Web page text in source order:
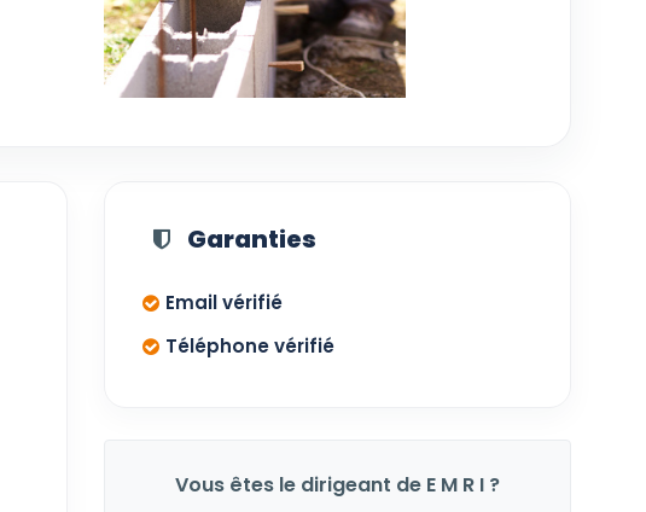
Garanties
Email vérifié
Téléphone vérifié
Vous êtes le dirigeant de E M R I ?